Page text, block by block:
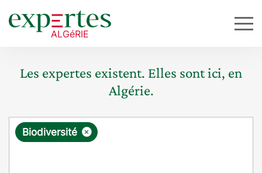
Les expertes existent. Elles sont ici, en
Algérie.
R
×
Biodiversité